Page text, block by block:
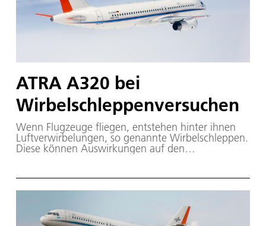
ATRA A320 bei
Wirbelschleppenversuchen
Wenn Flugzeuge fliegen, entstehen hinter ihnen
Luftverwirbelungen, so genannte Wirbelschleppen.
Diese können Auswirkungen auf den
Wirbelschleppenwarnsystem mit den
Forschungsflugzeugen ATRA und Falcon.